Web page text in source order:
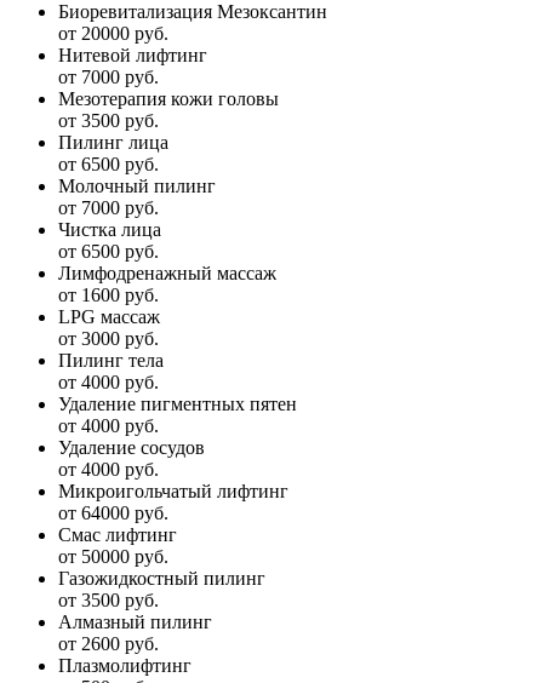
Биоревитализация Мезоксантин
от 20000 руб.
Нитевой лифтинг
от 7000 руб.
Мезотерапия кожи головы
от 3500 руб.
Пилинг лица
от 6500 руб.
Молочный пилинг
от 7000 руб.
Чистка лица
от 6500 руб.
Лимфодренажный массаж
от 1600 руб.
LPG массаж
от 3000 руб.
Пилинг тела
от 4000 руб.
Удаление пигментных пятен
от 4000 руб.
Удаление сосудов
от 4000 руб.
Микроигольчатый лифтинг
от 64000 руб.
Смас лифтинг
от 50000 руб.
Газожидкостный пилинг
от 3500 руб.
Алмазный пилинг
от 2600 руб.
Плазмолифтинг